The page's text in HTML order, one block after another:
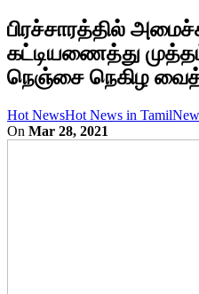
பிரச்சாரத்தில்
கட்டியணைத்து
நெஞ்சை நெகிழ
Hot NewsHot News in Tamil
On Mar 28, 2021